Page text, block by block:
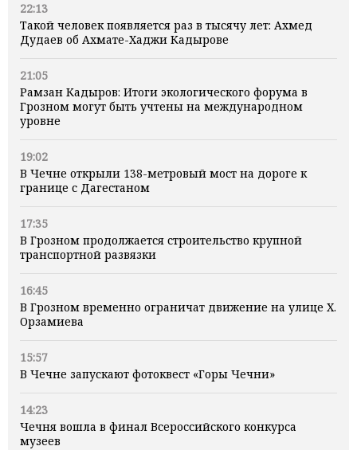
22:13
Такой человек появляется раз в тысячу лет: Ахмед
Дудаев об Ахмате-Хаджи Кадырове
21:05
Рамзан Кадыров: Итоги экологического форума в
Грозном могут быть учтены на международном
уровне
19:02
В Чечне открыли 138-метровый мост на дороге к
границе с Дагестаном
17:35
В Грозном продолжается строительство крупной
транспортной развязки
16:45
В Грозном временно ограничат движение на улице Х.
Орзамиева
15:57
В Чечне запускают фотоквест «Горы Чечни»
14:23
Чечня вошла в финал Всероссийского конкурса
музеев